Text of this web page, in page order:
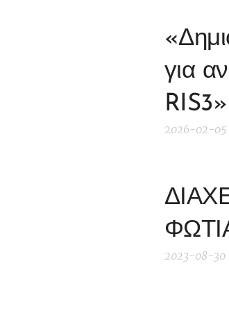
για
RIS3»
2026-02-05
2023-08-30